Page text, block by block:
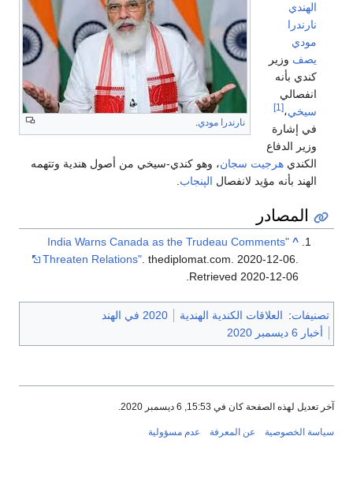
نارندرا مودي.
الهندي
نارندرا
مودي
يصف وزير
كندي بأنه
انفصالي
سيخي،[1]
في إشارة
وزير الدفاع
الكنديهرجيت سجان، وهو كندي-سيخي من أصول هندية وتتهمه
الهند بأنه مؤيد لانفصال الپنجاب
المصادر
^
"India Warns Canada as the Trudeau Comments
Threaten Relations". thediplomat.com. 2020-12-06.
Retrieved2020-12-06
.
تصنيفات: العلاقات الكندية الهندية
2020 في الهند
أخبار 6 ديسمبر 2020
آخر تعديل لهذه الصفحة كان في 15:53, 6 ديسمبر 2020.
سياسة الخصوصية عن المعرفة عدم مسؤولية